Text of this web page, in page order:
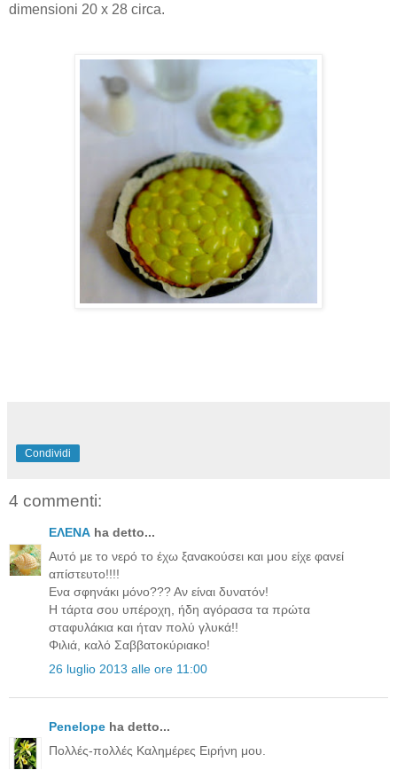
dimensioni 20 x 28 circa.
Condividi
4 commenti:
ΕΛΕΝΑ ha detto...
Αυτό με το νερό το έχω ξανακούσει και μου είχε φανεί
απίστευτο!!!!
Ενα σφηνάκι μόνο??? Αν είναι δυνατόν!
Η τάρτα σου υπέροχη, ήδη αγόρασα τα πρώτα
σταφυλάκια και ήταν πολύ γλυκά!!
Φιλιά, καλό Σαββατοκύριακο!
26 luglio 2013 alle ore 11:00
Penelope ha detto...
Πολλές-πολλές Καλημέρες Ειρήνη μου.